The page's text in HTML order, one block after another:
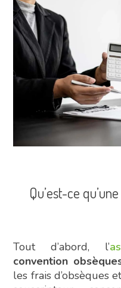
Qu’est-ce
Tout d’abord, l’
convention
les frais d’obsèques